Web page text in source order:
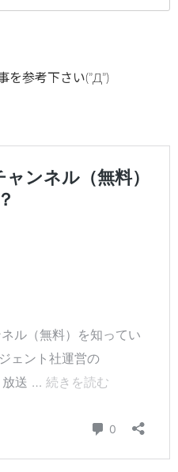
を参考下さい(”Д”)